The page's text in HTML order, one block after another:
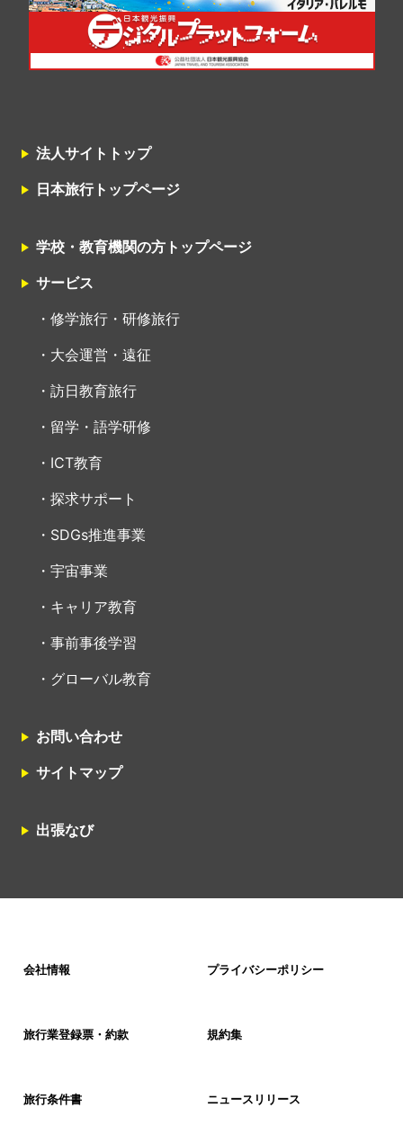
法人サイトトップ
日本旅行トップページ
学校・教育機関の方トップページ
サービス
修学旅行・研修旅行
大会運営・遠征
訪日教育旅行
留学・語学研修
ICT教育
探求サポート
SDGs推進事業
宇宙事業
キャリア教育
事前事後学習
グローバル教育
お問い合わせ
サイトマップ
出張なび
会社情報 プライバシーポリシー
旅行業登録票・約款 規約集
旅行条件書 ニュースリリース